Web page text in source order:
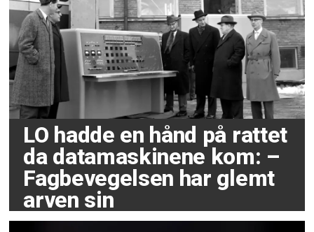
LO hadde en hånd på rattet
da datamaskinene kom: –
Fagbevegelsen har glemt
arven sin